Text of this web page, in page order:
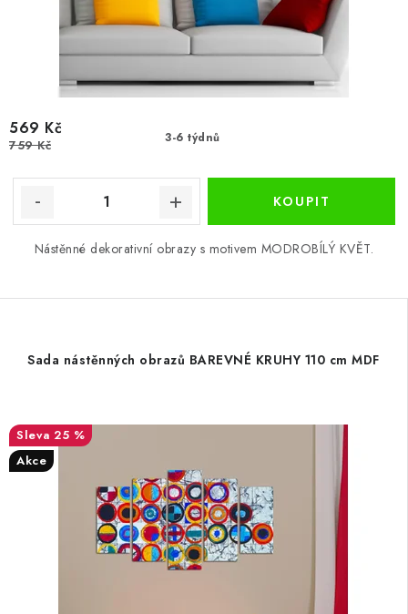
3-6 týdnů
569 Kč
759 Kč
Nástěnné dekorativní obrazy s motivem MODROBÍLÝ KVĚT.
Sada nástěnných obrazů BAREVNÉ KRUHY 110 cm MDF
25 %
Akce